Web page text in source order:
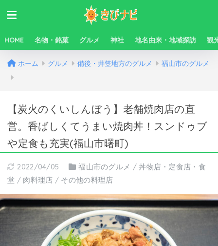
HOME 名物・銘菓 グルメ 神社 地名由来・地域探訪 観
ホーム グルメ 備後・井笠地方のグルメ 福山市のグルメ
【炭火のくいしんぼう】老舗焼肉店の直
営。香ばしくてうまい焼肉丼！スンドゥブ
や定食も充実(福山市曙町)
2022/04/05 福山市のグルメ /丼物店・定食店・食
堂 / 肉料理店 / その他の料理店